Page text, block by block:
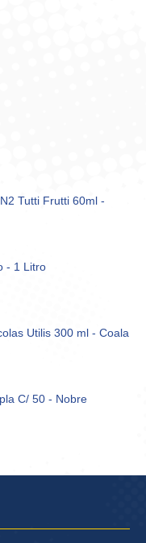
Tutti Frutti 60ml -
- 1 Litro
Utilis 300 ml - Coala
C/ 50 - Nobre